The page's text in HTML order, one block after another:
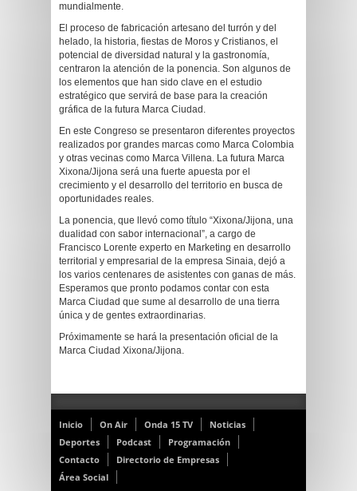
mundialmente.
El proceso de fabricación artesano del turrón y del
helado, la historia, fiestas de Moros y Cristianos, el
potencial de diversidad natural y la gastronomía,
centraron la atención de la ponencia. Son algunos de
los elementos que han sido clave en el estudio
estratégico que servirá de base para la creación
gráfica de la futura Marca Ciudad.
En este Congreso se presentaron diferentes proyectos
realizados por grandes marcas como Marca Colombia
y otras vecinas como Marca Villena. La futura Marca
Xixona/Jijona será una fuerte apuesta por el
crecimiento y el desarrollo del territorio en busca de
oportunidades reales.
La ponencia, que llevó como título “Xixona/Jijona, una
dualidad con sabor internacional”, a cargo de
Francisco Lorente experto en Marketing en desarrollo
territorial y empresarial de la empresa Sinaia, dejó a
los varios centenares de asistentes con ganas de más.
Esperamos que pronto podamos contar con esta
Marca Ciudad que sume al desarrollo de una tierra
única y de gentes extraordinarias.
Próximamente se hará la presentación oficial de la
Marca Ciudad Xixona/Jijona.
Inicio On Air Onda 15 TV
Noticias
Deportes
Podcast
Programación
Contacto
Directorio de Empresas
Área Social